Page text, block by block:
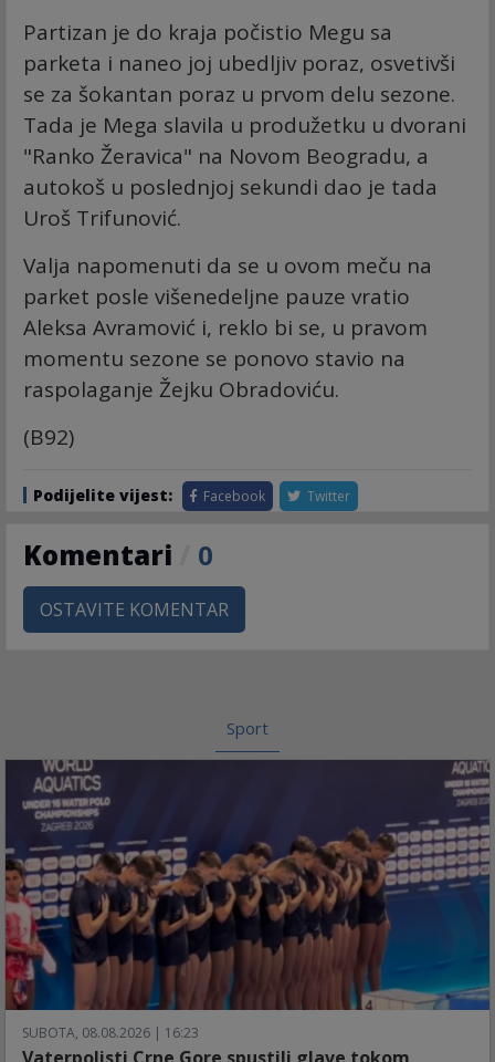
Partizan je do kraja počistio Megu sa
parketa i naneo joj ubedljiv poraz, osvetivši
se za šokantan poraz u prvom delu sezone.
Tada je Mega slavila u produžetku u dvorani
"Ranko Žeravica" na Novom Beogradu, a
autokoš u poslednjoj sekundi dao je tada
Uroš Trifunović.
Valja napomenuti da se u ovom meču na
parket posle višenedeljne pauze vratio
Aleksa Avramović i, reklo bi se, u pravom
momentu sezone se ponovo stavio na
raspolaganje Žejku Obradoviću.
(B92)
Podijelite vijest: Facebook Twitter
Komentari 0
OSTAVITE KOMENTAR
Sport
SUBOTA, 08.08.2026 | 16:23